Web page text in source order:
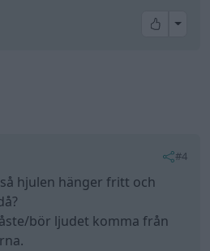
All
#4
hjulen hänger fritt och
bör ljudet komma från